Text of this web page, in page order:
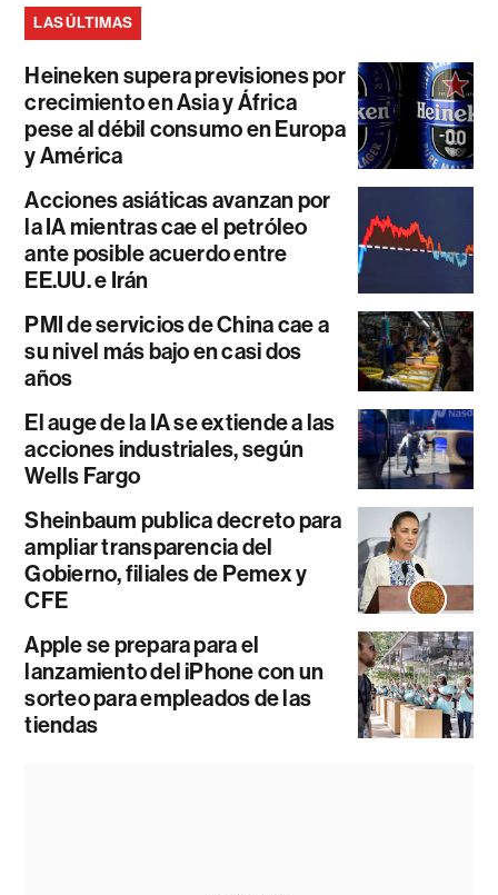
LAS ÚLTIMAS
Heineken supera previsiones por
crecimiento en Asia y África
pese al débil consumo en Europa
y América
Acciones asiáticas avanzan por
la IA mientras cae el petróleo
ante posible acuerdo entre
EE.UU. e Irán
PMI de servicios de China cae a
su nivel más bajo en casi dos
años
El auge de la IA se extiende a las
acciones industriales, según
Wells Fargo
Sheinbaum publica decreto para
ampliar transparencia del
Gobierno, filiales de Pemex y
CFE
Apple se prepara para el
lanzamiento del iPhone con un
sorteo para empleados de las
tiendas